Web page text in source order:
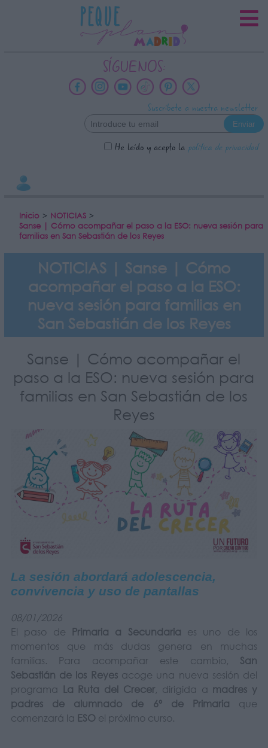
SÍGUENOS:
Suscríbete a nuestra newsletter
He leído y acepto la política de privacidad
Inicio > NOTICIAS >
Sanse | Cómo acompañar el paso a la ESO: nueva sesión para
familias en San Sebastián de los Reyes
NOTICIAS | Sanse | Cómo
acompañar el paso a la ESO:
nueva sesión para familias en
San Sebastián de los Reyes
Sanse | Cómo acompañar el
paso a la ESO: nueva sesión para
familias en San Sebastián de los
Reyes
La sesión abordará adolescencia,
convivencia y uso de pantallas
08/01/2026
El paso de Primaria a Secundaria es uno de los
momentos que más dudas genera en muchas
familias. Para acompañar este cambio, San
Sebastián de los Reyesacoge una nueva sesión del
programa La Ruta del Crecer , dirigida a madres y
padres de alumnado de 6º de Primaria que
comenzará la ESO el próximo curso.
INFORMACION SOBRE LA
PROTECCIÓN DE TUS DATOS
Datos tratados:
Información adicional